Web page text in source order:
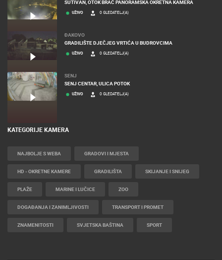
SUTIVAN, OTOK BRAČ PANORAMSKA OKRETNA KAMERA
UŽIVO 0 GLEDATELJ(A)
ĐAKOVO
GRADILIŠTE DJEČJEG VRTIĆA U BUDROVCIMA
UŽIVO 0 GLEDATELJ(A)
SENJ
SENJ CENTAR, ULICA POTOK
UŽIVO 0 GLEDATELJ(A)
KATEGORIJE KAMERA
NAJBOLJE S WEBA GRADOVI I MJESTA
HD - OKRETNE KAMERE GRADILIŠTA SKIJANJE I SNIJEG
PLAŽE MARINE I LUČICE ZOO
DOGAĐANJA I ZANIMLJIVOSTI TRANSPORT I PROMET
ZNAMENITOSTI SVJETSKA BAŠTINA SPORT